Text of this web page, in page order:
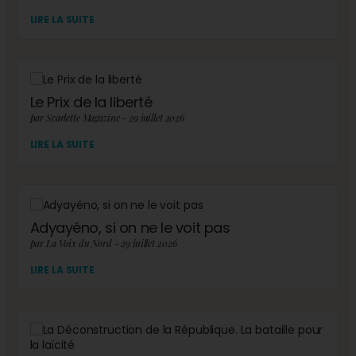
LIRE LA SUITE
Le Prix de la liberté
par Scarlette Magazine - 29 juillet 2026
LIRE LA SUITE
Adyayéno, si on ne le voit pas
par La Voix du Nord - 29 juillet 2026
LIRE LA SUITE